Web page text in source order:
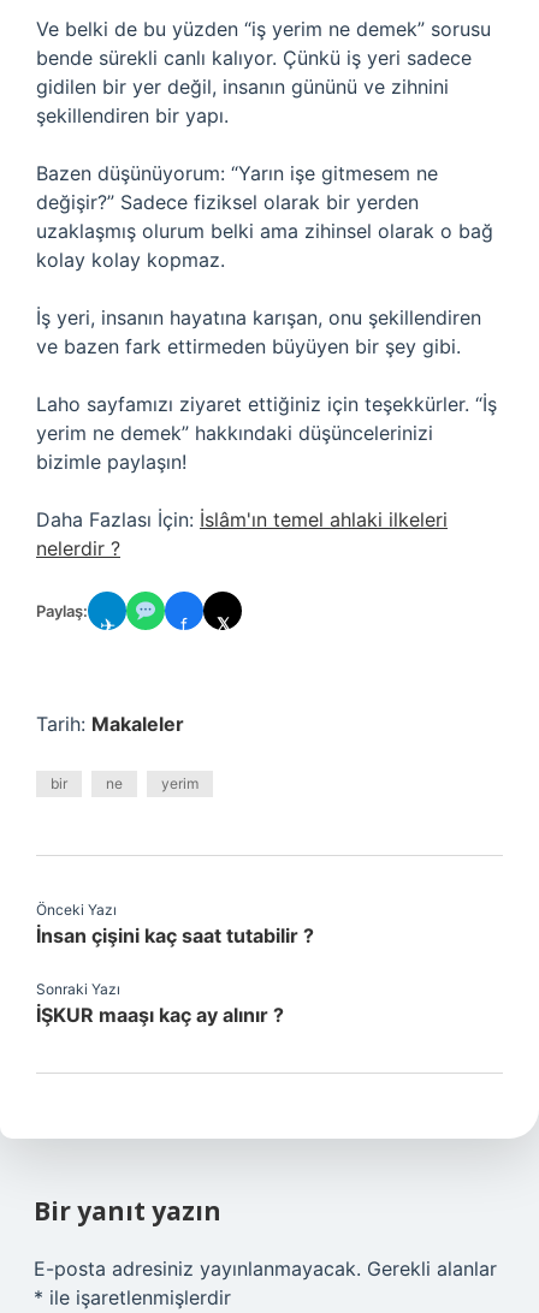
Ve belki de bu yüzden “iş yerim ne demek” sorusu
bende sürekli canlı kalıyor. Çünkü iş yeri sadece
gidilen bir yer değil, insanın gününü ve zihnini
şekillendiren bir yapı.
Bazen düşünüyorum: “Yarın işe gitmesem ne
değişir?” Sadece fiziksel olarak bir yerden
uzaklaşmış olurum belki ama zihinsel olarak o bağ
kolay kolay kopmaz.
İş yeri, insanın hayatına karışan, onu şekillendiren
ve bazen fark ettirmeden büyüyen bir şey gibi.
Laho sayfamızı ziyaret ettiğiniz için teşekkürler. “İş
yerim ne demek” hakkındaki düşüncelerinizi
bizimle paylaşın!
Daha Fazlası İçin: İslâm'ın temel ahlaki ilkeleri
nelerdir ?
Paylaş:
✈ f 𝕏
Tarih: Makaleler
bir ne yerim
Önceki Yazı
İnsan çişini kaç saat tutabilir ?
Sonraki Yazı
İŞKUR maaşı kaç ay alınır ?
Bir yanıt yazın
E-posta adresiniz yayınlanmayacak. Gerekli alanlar
* ile işaretlenmişlerdir